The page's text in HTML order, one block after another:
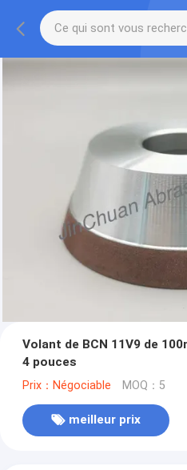
Volant de BCN 11V9 de
4 pouces
Prix：Négociable MOQ：5
meilleur prix